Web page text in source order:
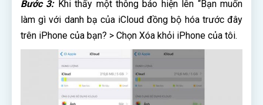
Bước 3:Khi thấy một thông báo hiện lên “Bạn muốn
làm gì với danh bạ của iCloud đồng bộ hóa trước đây
trên iPhone của bạn? > Chọn Xóa khỏi iPhone của tôi.